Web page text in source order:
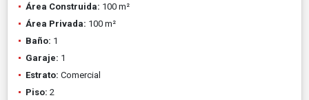
Área Construida: 100 m²
Área Privada: 100 m²
Baño: 1
Garaje: 1
Estrato: Comercial
Piso: 2